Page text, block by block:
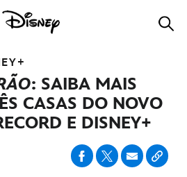
: SAIBA MAIS
CASAS DO NOVO
E DISNEY+